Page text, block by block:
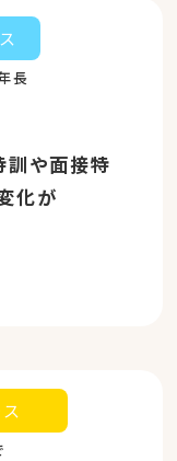
導いていただきま
は難しいとされる
ャイルド・アイズ
れました。「作
んが、それの基礎
くときの「ひらめ
。 受験勉強が単な
学びの世界を広げ
イルド・アイズで
らだと思います。
は、勉強だけでは
をも乗り越える力
生方に心より感謝
望校の門をくぐり
長
訓や面接特
化が
繋がったように思
ている保護者会も
もたらしていただ